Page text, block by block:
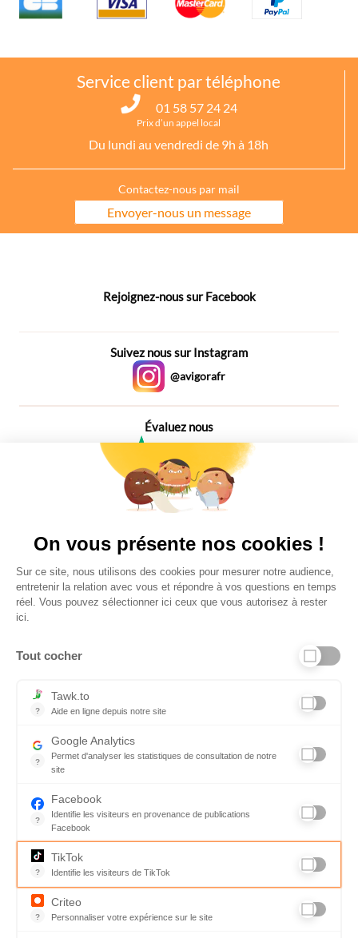
Service client par téléphone
01 58 57 24 24
Prix d’un appel local
Du lundi au vendredi de 9h à 18h
Contactez-nous par mail
Envoyer-nous un message
Rejoignez-nous sur Facebook
Suivez nous sur Instagram
@avigorafr
Évaluez nous
Plus de 650 Avis
FAQ - réponses à vos questions
Conditions Générales de Service
Charte qualité
Code de déontologie
Mentions légales
On vous présente nos cookies !
Sur ce site, nous utilisons des cookies pour mesurer notre audience,
entretenir la relation avec vous et répondre à vos questions en temps
réel. Vous pouvez sélectionner ici ceux que vous autorisez à rester
ici.
Tout cocher
?
Tawk.to
Aide en ligne depuis notre site
?
Google Analytics
Permet d'analyser les statistiques de consultation de notre
site
?
Facebook
Identifie les visiteurs en provenance de publications
Facebook
Parce que vous ne venez pas tous les jours sur notre site, ce
?
TikTok
Identifie les visiteurs de TikTok
Permet de suivre les actions du visiteur sur le site web, et de
?
Criteo
Personnaliser votre expérience sur le site